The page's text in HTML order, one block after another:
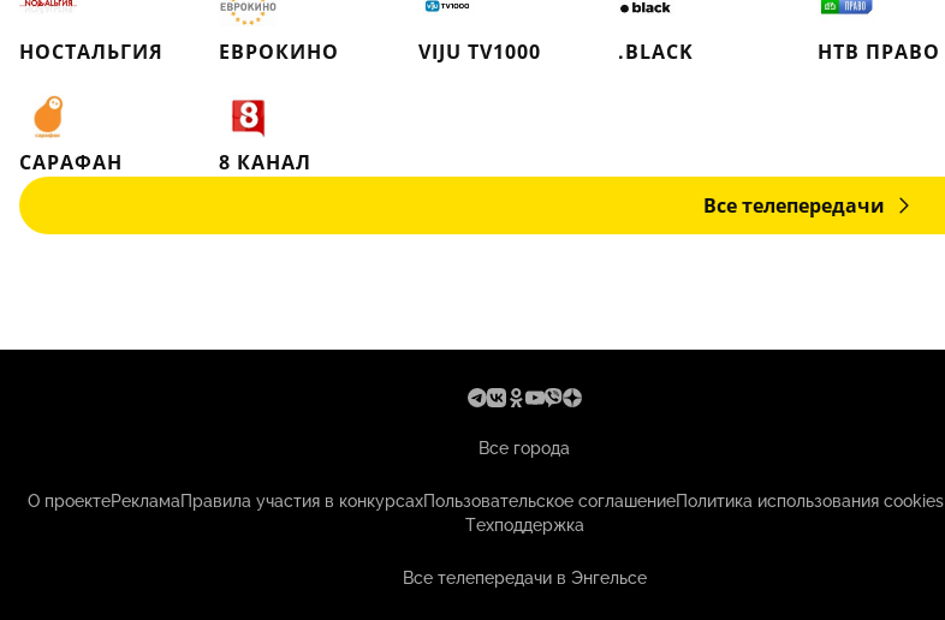
НОСТАЛЬГИЯ ЕВРОКИНО VIJU TV1000 .BLACK НТВ ПРАВО
САРАФАН
8 КАНАЛ
Все телепередачи
Все города
О проектеРекламаПравила участия в конкурсахПользовательское соглашениеПолитика использования cookies
Техподдержка
Все телепередачи в Энгельсе